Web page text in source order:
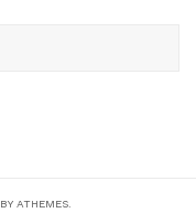
BY ATHEMES.